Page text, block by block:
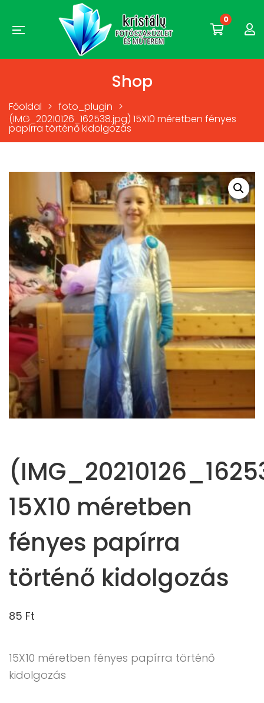
0
Shop
Főoldal > foto_plugin >
(IMG_20210126_162538.jpg) 15X10 méretben fényes
papírra történő kidolgozás
15X10 méretben
fényes papírra
történő kidolgozás
85 Ft
15X10 méretben fényes papírra történő
kidolgozás